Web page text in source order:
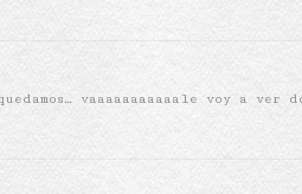
vaaaaaaaaaaale voy a ver